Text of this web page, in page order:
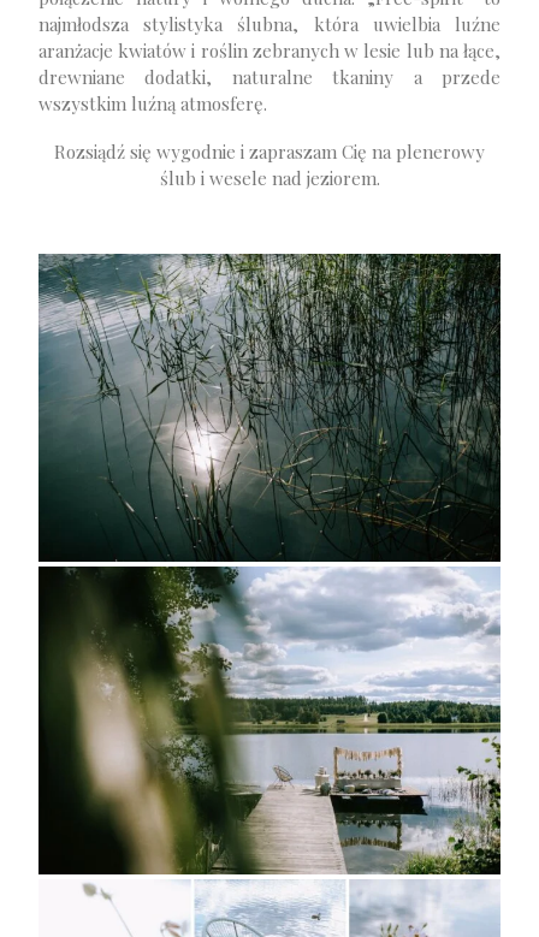
najmłodsza stylistyka ślubna, która uwielbia luźne
aranżacje kwiatów i roślin zebranych w lesie lub na łące,
drewniane dodatki, naturalne tkaniny a przede
wszystkim luźną atmosferę.
Rozsiądź się wygodnie i zapraszam Cię na plenerowy
ślub i wesele nad jeziorem.